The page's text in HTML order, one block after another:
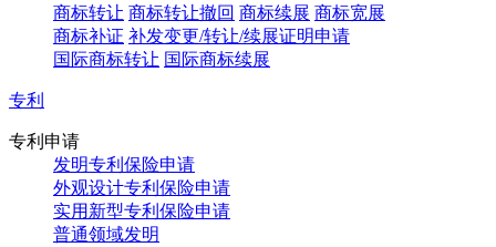
商标转让 商标转让撤回 商标续展 商标宽展
商标补证 补发变更/转让/续展证明申请
国际商标转让 国际商标续展
专利
专利申请
发明专利保险申请
外观设计专利保险申请
实用新型专利保险申请
普通领域发明